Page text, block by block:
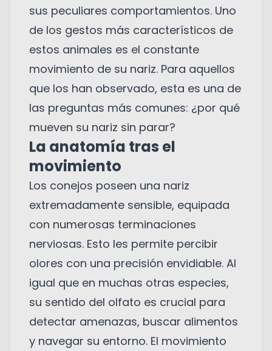
sus peculiares comportamientos. Uno
de los gestos más característicos de
estos animales es el constante
movimiento de su nariz. Para aquellos
que los han observado, esta es una de
las preguntas más comunes: ¿por qué
mueven su nariz sin parar?
La anatomía tras el
movimiento
Los conejos poseen una nariz
extremadamente sensible, equipada
con numerosas terminaciones
nerviosas. Esto les permite percibir
olores con una precisión envidiable. Al
igual que en muchas otras especies,
su sentido del olfato es crucial para
detectar amenazas, buscar alimentos
y navegar su entorno. El movimiento